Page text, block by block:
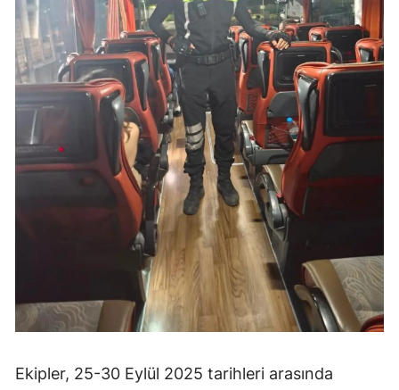
Ekipler, 25-30 Eylül 2025 tarihleri arasında